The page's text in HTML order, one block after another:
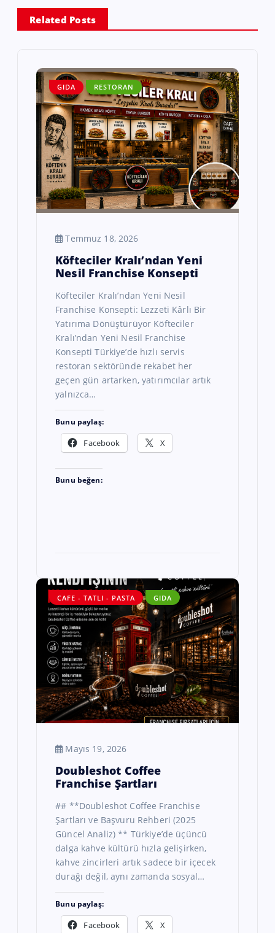
Related Posts
GIDA RESTORAN
Temmuz 18, 2026
Köfteciler Kralı’ndan Yeni
Nesil Franchise Konsepti
Köfteciler Kralı’ndan Yeni Nesil
Franchise Konsepti: Lezzeti Kârlı Bir
Yatırıma Dönüştürüyor Köfteciler
Kralı’ndan Yeni Nesil Franchise
Konsepti Türkiye’de hızlı servis
restoran sektöründe rekabet her
geçen gün artarken, yatırımcılar artık
yalnızca…
Bunu paylaş:
Facebook X
Bunu beğen:
CAFE - TATLI - PASTA GIDA
Mayıs 19, 2026
Doubleshot Coffee
Franchise Şartları
## **Doubleshot Coffee Franchise
Şartları ve Başvuru Rehberi (2025
Güncel Analiz) ** Türkiye’de üçüncü
dalga kahve kültürü hızla gelişirken,
kahve zincirleri artık sadece bir içecek
durağı değil, aynı zamanda sosyal…
Bunu paylaş:
Facebook X